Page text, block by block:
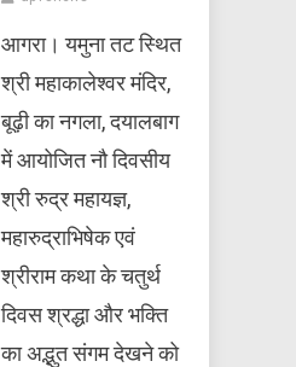
आगरा। यमुना तट स्थित
श्री महाकालेश्वर मंदिर,
बूढ़ी का नगला, दयालबाग
में आयोजित नौ दिवसीय
श्री रुद्र महायज्ञ,
महारुद्राभिषेक एवं
श्रीराम कथा के चतुर्थ
दिवस श्रद्धा और भक्ति
का अद्भुत संगम देखने को